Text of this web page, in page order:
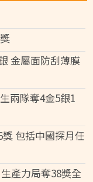
金屬面防刮薄膜
兩隊奪4金5銀1
包括中國探月任
產力局奪38獎全